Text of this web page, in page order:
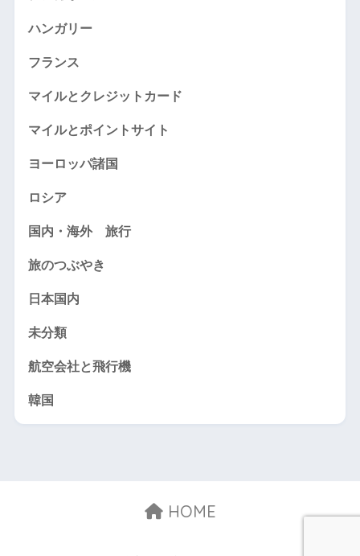
ハンガリー
フランス
マイルとクレジットカード
マイルとポイントサイト
ヨーロッパ諸国
ロシア
国内・海外 旅行
旅のつぶやき
日本国内
未分類
航空会社と飛行機
韓国
HOME